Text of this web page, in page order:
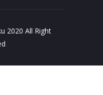
2020 All Right